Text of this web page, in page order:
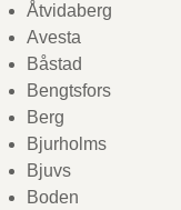
Åtvidaberg
Avesta
Båstad
Bengtsfors
Berg
Bjurholms
Bjuvs
Boden